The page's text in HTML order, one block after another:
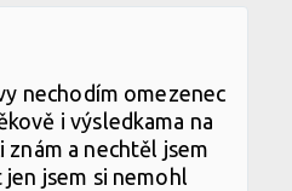
nechodím omezenec
i výsledkama na
znám a nechtěl jsem
jsem si nemohl